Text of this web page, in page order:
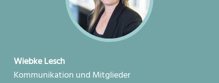
Wiebke Lesch
Kommunikation und Mitglieder